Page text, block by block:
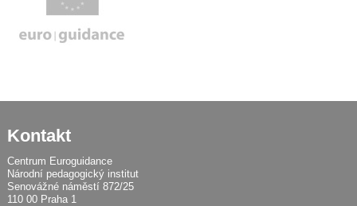
Kontakt
Centrum Euroguidance
Národní pedagogický institut
Senovážné náměstí 872/25
110 00 Praha 1